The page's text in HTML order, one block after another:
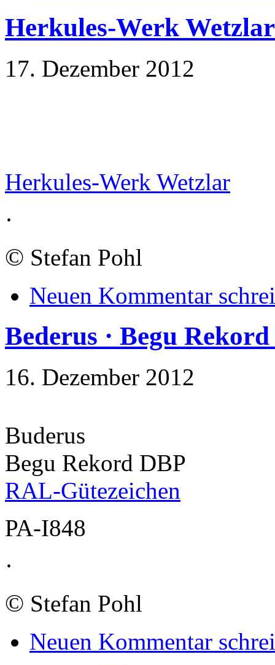
Herkules-Werk Wetzlar
17. Dezember 2012
Herkules-Werk Wetzlar
·
© Stefan Pohl
Neuen Kommentar
Bederus · Begu
16. Dezember 2012
Buderus
Begu Rekord DBP
RAL-Gütezeichen
PA-I848
·
© Stefan Pohl
Neuen Kommentar